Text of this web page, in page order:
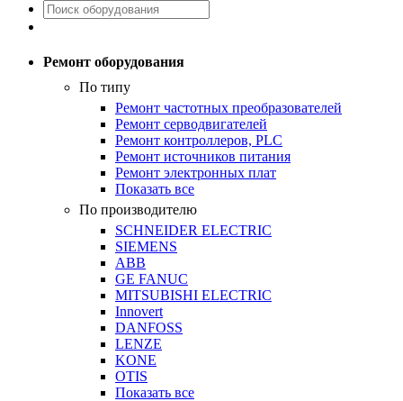
Ремонт оборудования
По типу
Ремонт частотных преобразователей
Ремонт серводвигателей
Ремонт контроллеров, PLC
Ремонт источников питания
Ремонт электронных плат
Показать все
По производителю
SCHNEIDER ELECTRIC
SIEMENS
ABB
GE FANUC
MITSUBISHI ELECTRIC
Innovert
DANFOSS
LENZE
KONE
OTIS
Показать все